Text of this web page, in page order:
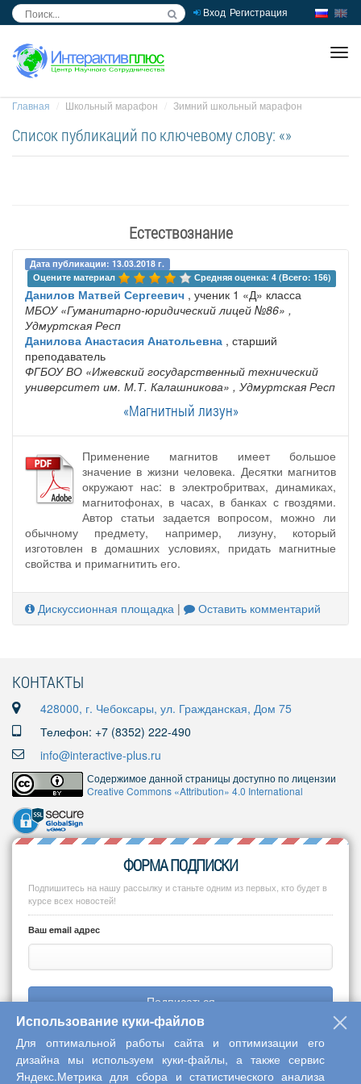
Вход Регистрация
Главная Школьный марафон Зимний школьный марафон
Список публикаций по ключевому слову: «»
Естествознание
Дата публикации: 13.03.2018 г.
Оцените материал
Средняя оценка: 4 (Всего: 156)
Данилов Матвей Сергеевич , ученик 1 «Д» класса
МБОУ «Гуманитарно-юридический лицей №86» ,
Удмуртская Респ
Данилова Анастасия Анатольевна , старший
преподаватель
ФГБОУ ВО «Ижевский государственный технический
университет им. М.Т. Калашникова» , Удмуртская Респ
«Магнитный лизун»
Применение магнитов имеет большое
значение в жизни человека. Десятки магнитов
окружают нас: в электробритвах, динамиках,
магнитофонах, в часах, в банках с гвоздями.
Автор статьи задается вопросом, можно ли
обычному предмету, например, лизуну, который
изготовлен в домашних условиях, придать магнитные
свойства и примагнитить его.
Дискуссионная площадка | Оставить комментарий
КОНТАКТЫ
428000, г. Чебоксары, ул. Гражданская, Дом 75
Телефон: +7 (8352) 222-490
info@interactive-plus.ru
Содержимое данной страницы доступно по лицензии
Creative Commons «Attribution» 4.0 International
ФОРМА ПОДПИСКИ
Подпишитесь на нашу рассылку и станьте одним из первых, кто будет в
курсе всех новостей!
Ваш email адрес
Подписаться
Copyright © 2013-2026 Центр научного сотрудничества «Интерактив
Использование куки-файлов
Для оптимальной работы сайта и оптимизации его
дизайна мы используем куки-файлы, а также сервис
Яндекс.Метрика для сбора и статистического анализа